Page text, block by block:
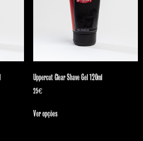
Uppercut Clear Shave Gel 120ml
25€
Ver opções